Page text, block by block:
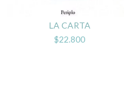
LA CARTA
$22.800